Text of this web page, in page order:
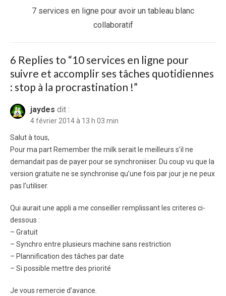
7 services en ligne pour avoir un tableau blanc
collaboratif
6 Replies to “10 services en ligne pour
suivre et accomplir ses tâches quotidiennes
: stop à la procrastination !”
jaydes dit :
4 février 2014 à 13 h 03 min
Salut à tous,
Pour ma part Remember the milk serait le meilleurs s’il ne
demandait pas de payer pour se synchroniiser. Du coup vu que la
version gratuite ne se synchronise qu’une fois par jour je ne peux
pas l’utiliser.
Qui aurait une appli a me conseiller remplissant les criteres ci-
dessous :
– Gratuit
– Synchro entre plusieurs machine sans restriction
– Plannification des tâches par date
– Si possible mettre des priorité
Je vous remercie d’avance.